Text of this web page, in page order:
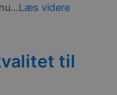
Læs videre
til